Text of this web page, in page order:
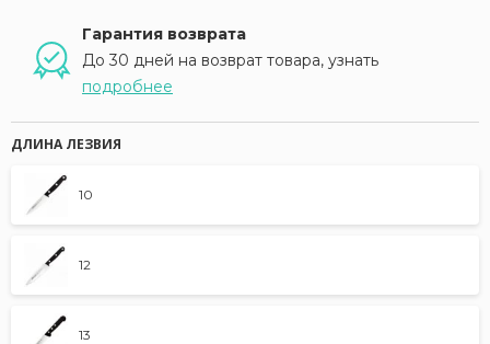
Гарантия возврата
До 30 дней на возврат товара, узнать
подробнее
ДЛИНА ЛЕЗВИЯ
10
12
13